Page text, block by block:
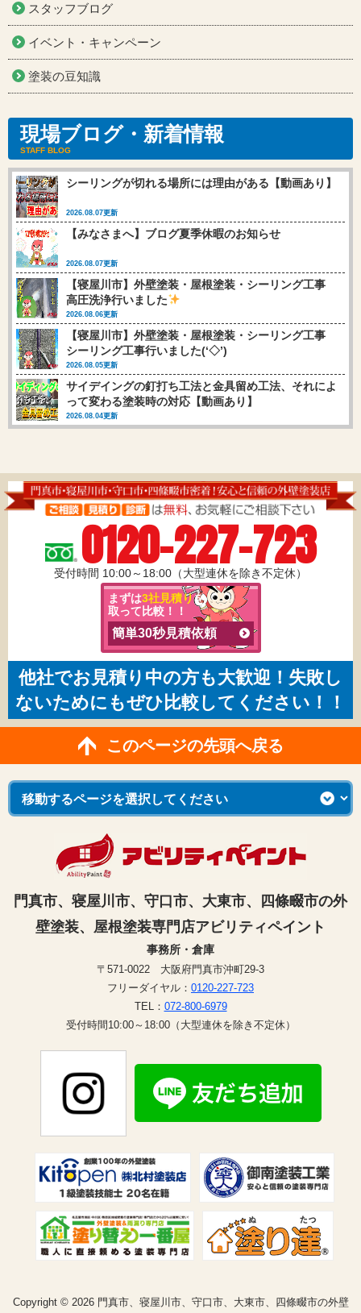
スタッフブログ
イベント・キャンペーン
塗装の豆知識
現場ブログ・新着情報
STAFF BLOG
シーリングが切れる場所には理由がある【動画あり】
2026.08.07更新
【みなさまへ】ブログ夏季休暇のお知らせ
2026.08.07更新
【寝屋川市】外壁塗装・屋根塗装・シーリング工事
高圧洗浄行いました
2026.08.06更新
【寝屋川市】外壁塗装・屋根塗装・シーリング工事
シーリング工事行いました(‘◇’)ゞ
2026.08.05更新
サイデイングの釘打ち工法と金具留め工法、それによ
って変わる塗装時の対応【動画あり】
2026.08.04更新
0120-227-723
受付時間 10:00～18:00（大型連休を除き不定休）
まずは3社見積りを
取って比較！！
簡単30秒見積依頼
他社でお見積り中の方も大歓迎！失敗し
ないためにもぜひ比較してください！！
このページの先頭へ戻る
門真市、寝屋川市、守口市、大東市、四條畷市の外
壁塗装、屋根塗装専門店アビリティペイント
事務所・倉庫
〒571-0022 大阪府門真市沖町29-3
フリーダイヤル： 0120-227-723
TEL： 072-800-6979
受付時間10:00～18:00（大型連休を除き不定休）
Copyright © 2026 門真市、寝屋川市、守口市、大東市、四條畷市の外壁